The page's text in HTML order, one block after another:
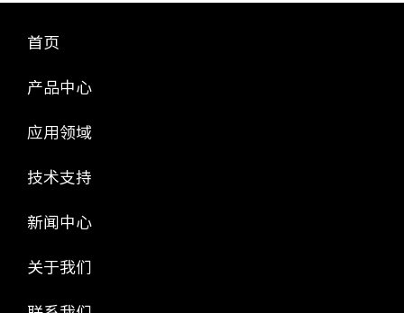
首页
产品中心
应用领域
技术支持
新闻中心
关于我们